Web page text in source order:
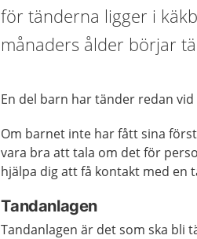
för tänderna ligger i
månaders ålder börjar
En del barn har tänder redan
Om barnet inte har fått sina
vara bra att tala om det för
hjälpa dig att få kontakt med en
Tandanlagen
Tandanlagen är det som ska bli